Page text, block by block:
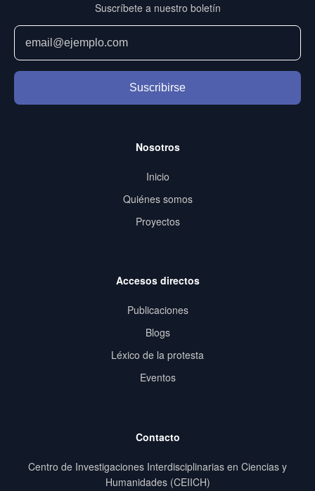
Suscríbete a nuestro boletín
Suscribirse
Nosotros
Inicio
Quiénes somos
Proyectos
Accesos directos
Publicaciones
Blogs
Léxico de la protesta
Eventos
Contacto
Centro de Investigaciones Interdisciplinarias en Ciencias y
Humanidades (CEIICH)